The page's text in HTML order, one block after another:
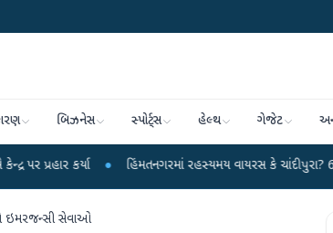
બિઝનેસ સ્પોર્ટ્સ હેલ્થ ગેજેટ
● હિંમતનગરમાં રહસ્યમય વાયરસ કે ચાંદીપુરા? 6 બાળકોના
ઇમરજન્સી સેવાઓ